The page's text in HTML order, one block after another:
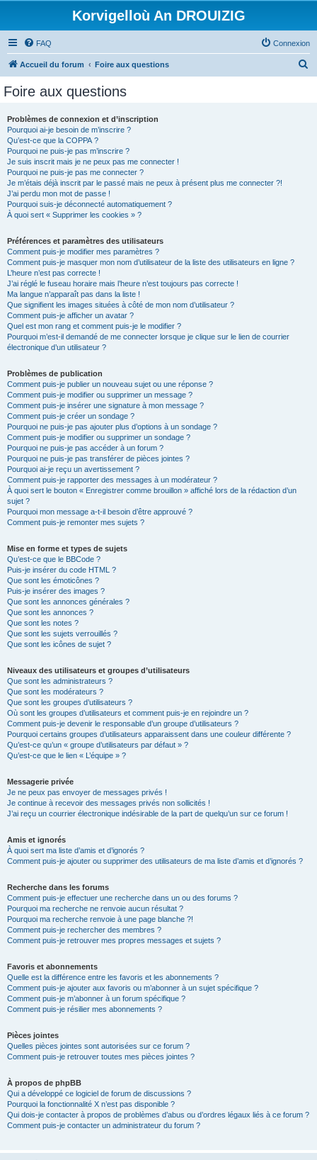
Korvigelloù An DROUIZIG
FAQ Connexion
Accueil du forum Foire aux questions
Foire aux questions
Problèmes de connexion et d’inscription
Pourquoi ai-je besoin de m’inscrire ?
Qu’est-ce que la COPPA ?
Pourquoi ne puis-je pas m’inscrire ?
Je suis inscrit mais je ne peux pas me connecter !
Pourquoi ne puis-je pas me connecter ?
Je m’étais déjà inscrit par le passé mais ne peux à présent plus me connecter ?!
J’ai perdu mon mot de passe !
Pourquoi suis-je déconnecté automatiquement ?
À quoi sert « Supprimer les cookies » ?
Préférences et paramètres des utilisateurs
Comment puis-je modifier mes paramètres ?
Comment puis-je masquer mon nom d’utilisateur de la liste des utilisateurs en ligne ?
L’heure n’est pas correcte !
J’ai réglé le fuseau horaire mais l’heure n’est toujours pas correcte !
Ma langue n’apparaît pas dans la liste !
Que signifient les images situées à côté de mon nom d’utilisateur ?
Comment puis-je afficher un avatar ?
Quel est mon rang et comment puis-je le modifier ?
Pourquoi m’est-il demandé de me connecter lorsque je clique sur le lien de courrier
électronique d’un utilisateur ?
Problèmes de publication
Comment puis-je publier un nouveau sujet ou une réponse ?
Comment puis-je modifier ou supprimer un message ?
Comment puis-je insérer une signature à mon message ?
Comment puis-je créer un sondage ?
Pourquoi ne puis-je pas ajouter plus d’options à un sondage ?
Comment puis-je modifier ou supprimer un sondage ?
Pourquoi ne puis-je pas accéder à un forum ?
Pourquoi ne puis-je pas transférer de pièces jointes ?
Pourquoi ai-je reçu un avertissement ?
Comment puis-je rapporter des messages à un modérateur ?
À quoi sert le bouton « Enregistrer comme brouillon » affiché lors de la rédaction d’un
sujet ?
Pourquoi mon message a-t-il besoin d’être approuvé ?
Comment puis-je remonter mes sujets ?
Mise en forme et types de sujets
Qu’est-ce que le BBCode ?
Puis-je insérer du code HTML ?
Que sont les émoticônes ?
Puis-je insérer des images ?
Que sont les annonces générales ?
Que sont les annonces ?
Que sont les notes ?
Que sont les sujets verrouillés ?
Que sont les icônes de sujet ?
Niveaux des utilisateurs et groupes d’utilisateurs
Que sont les administrateurs ?
Que sont les modérateurs ?
Que sont les groupes d’utilisateurs ?
Où sont les groupes d’utilisateurs et comment puis-je en rejoindre un ?
Comment puis-je devenir le responsable d’un groupe d’utilisateurs ?
Pourquoi certains groupes d’utilisateurs apparaissent dans une couleur différente ?
Qu’est-ce qu’un « groupe d’utilisateurs par défaut » ?
Qu’est-ce que le lien « L’équipe » ?
Messagerie privée
Je ne peux pas envoyer de messages privés !
Je continue à recevoir des messages privés non sollicités !
J’ai reçu un courrier électronique indésirable de la part de quelqu’un sur ce forum !
Amis et ignorés
À quoi sert ma liste d’amis et d’ignorés ?
Comment puis-je ajouter ou supprimer des utilisateurs de ma liste d’amis et d’ignorés ?
Recherche dans les forums
Comment puis-je effectuer une recherche dans un ou des forums ?
Pourquoi ma recherche ne renvoie aucun résultat ?
Pourquoi ma recherche renvoie à une page blanche ?!
Comment puis-je rechercher des membres ?
Comment puis-je retrouver mes propres messages et sujets ?
Favoris et abonnements
Quelle est la différence entre les favoris et les abonnements ?
Comment puis-je ajouter aux favoris ou m’abonner à un sujet spécifique ?
Comment puis-je m’abonner à un forum spécifique ?
Comment puis-je résilier mes abonnements ?
Pièces jointes
Quelles pièces jointes sont autorisées sur ce forum ?
Comment puis-je retrouver toutes mes pièces jointes ?
À propos de phpBB
Qui a développé ce logiciel de forum de discussions ?
Pourquoi la fonctionnalité X n’est pas disponible ?
Qui dois-je contacter à propos de problèmes d’abus ou d’ordres légaux liés à ce forum ?
Comment puis-je contacter un administrateur du forum ?